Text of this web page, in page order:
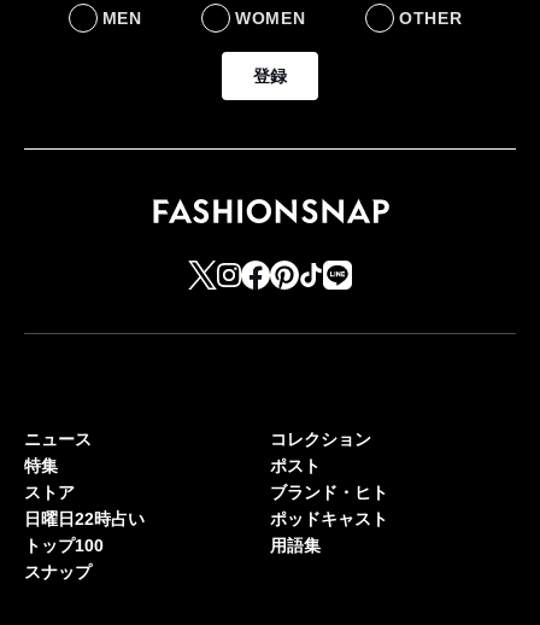
MEN WOMEN OTHER
登録
ニュース
特集
ストア
日曜日22時占い
トップ100
スナップ
コレクション
ポスト
ブランド・ヒト
ポッドキャスト
用語集